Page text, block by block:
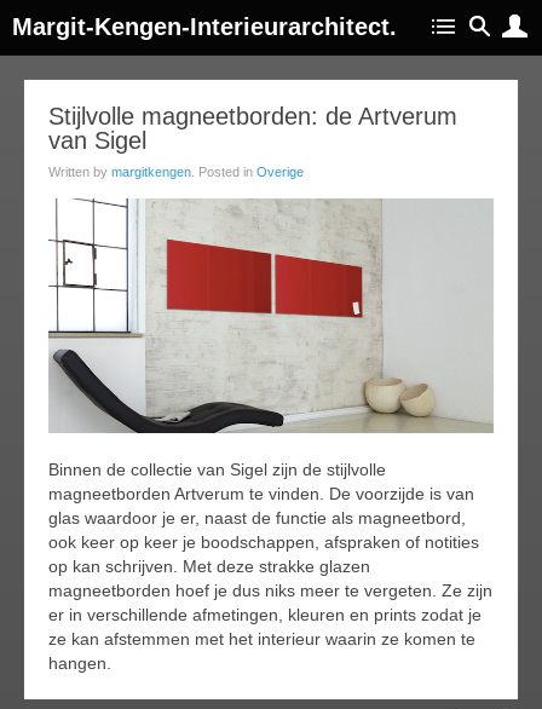
Margit-Kengen-Interieurarchitect.
Stijlvolle magneetborden: de Artverum
van Sigel
Written by margitkengen . Posted in Overige
Binnen de collectie van Sigel zijn de stijlvolle
magneetborden Artverum te vinden. De voorzijde is van
glas waardoor je er, naast de functie als magneetbord,
ook keer op keer je boodschappen, afspraken of notities
op kan schrijven. Met deze strakke glazen
magneetborden hoef je dus niks meer te vergeten. Ze zijn
er in verschillende afmetingen, kleuren en prints zodat je
ze kan afstemmen met het interieur waarin ze komen te
hangen.